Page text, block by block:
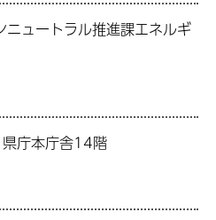
ュートラル推進課エネルギ
庁本庁舎14階